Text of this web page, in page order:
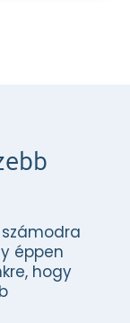
éppen
hogy